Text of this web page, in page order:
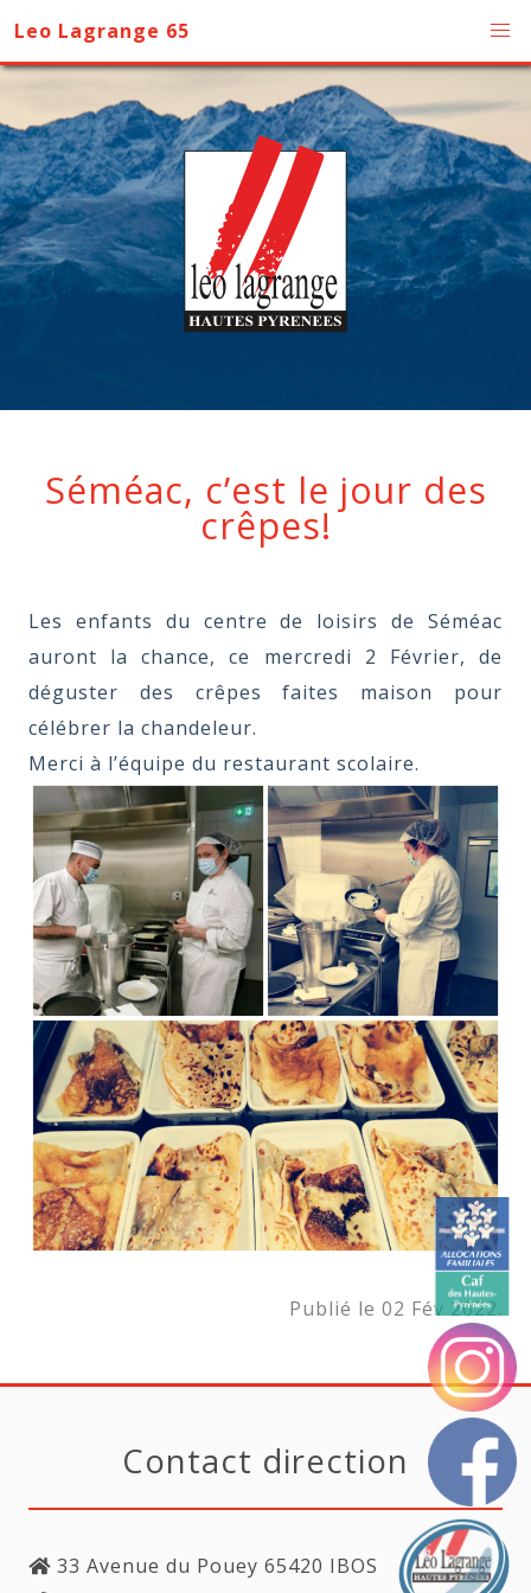
Leo Lagrange 65
Séméac, c’est le jour des
crêpes!
Les enfants du centre de loisirs de Séméac
auront la chance, ce mercredi 2 Février, de
déguster des crêpes faites maison pour
célébrer la chandeleur.
Merci à l’équipe du restaurant scolaire.
Publié le 02 Fév 2022.
Contact direction
33 Avenue du Pouey 65420 IBOS